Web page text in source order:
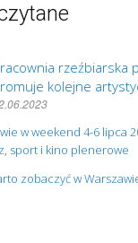
rzeźbiarska
kolejne
w weekend 4-6 lipca
sport i kino plenerowe
zobaczyć w